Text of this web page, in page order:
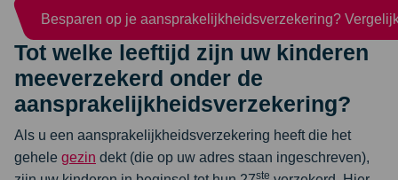
Besparen op je aansprakelijkheidsverzekering?
Tot welke leeftijd zijn uw kinderen
meeverzekerd onder de
aansprakelijkheidsverzekering?
Als u een aansprakelijkheidsverzekering heeft die het
gehele gezin dekt (die op uw adres staan ingeschreven),
ste